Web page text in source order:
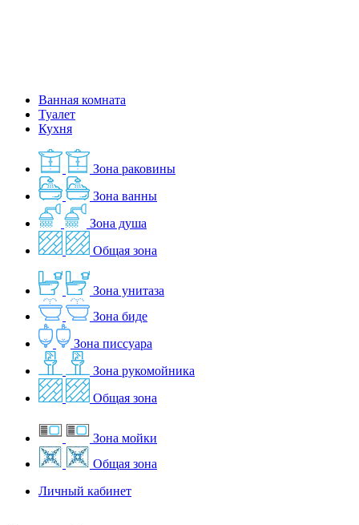
Ванная комната
Туалет
Кухня
Зона раковины
Зона ванны
Зона душа
Общая зона
Зона унитаза
Зона биде
Зона писсуара
Зона рукомойника
Общая зона
Зона мойки
Общая зона
Личный кабинет